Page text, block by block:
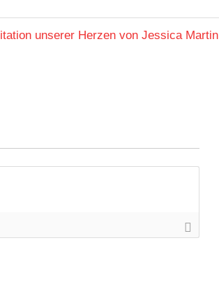
unserer Herzen von Jessica Martin